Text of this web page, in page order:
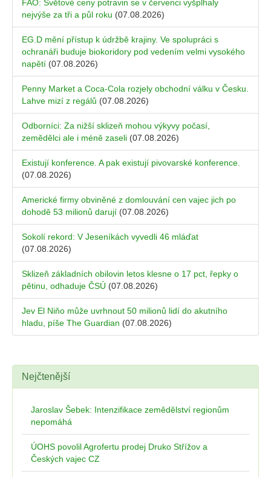
FAO: Světové ceny potravin se v červenci vyšplhaly
nejvýše za tři a půl roku (07.08.2026)
EG.D mění přístup k údržbě krajiny. Ve spolupráci s
ochranáři buduje biokoridory pod vedením velmi vysokého
napětí (07.08.2026)
Penny Market a Coca-Cola rozjely obchodní válku v Česku.
Lahve mizí z regálů (07.08.2026)
Odborníci: Za nižší sklizeň mohou výkyvy počasí,
zemědělci ale i méně zaseli (07.08.2026)
Existují konference. A pak existují pivovarské konference.
(07.08.2026)
Americké firmy obviněné z domlouvání cen vajec jich po
dohodě 53 milionů darují (07.08.2026)
Sokolí rekord: V Jeseníkách vyvedli 46 mláďat
(07.08.2026)
Sklizeň základních obilovin letos klesne o 17 pct, řepky o
pětinu, odhaduje ČSÚ (07.08.2026)
Jev El Niňo může uvrhnout 50 milionů lidí do akutního
hladu, píše The Guardian (07.08.2026)
Nejčtenější
Jaroslav Šebek: Intenzifikace zemědělství regionům
nepomáhá
ÚOHS povolil Agrofertu prodej Druko Střížov a
Českých vajec CZ